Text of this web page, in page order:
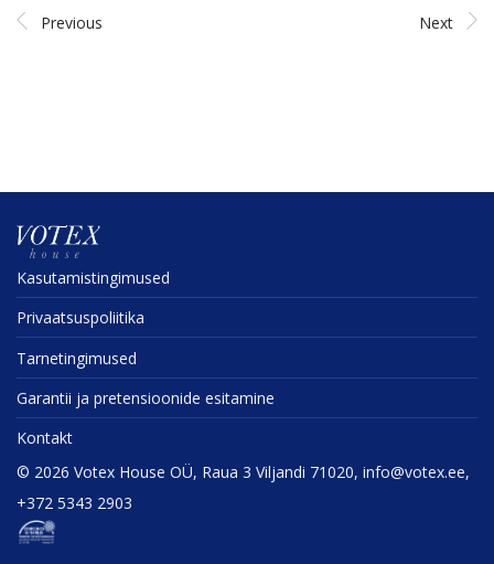
Previous Next
Kasuta­mis­tin­gi­mused
Privaat­sus­po­liitika
Tarne­tin­gi­mused
Garantii ja preten­sioonide esitamine
Kontakt
© 2026 Votex House OÜ, Raua 3 Viljandi 71020, info@votex.ee,
+372 5343 2903